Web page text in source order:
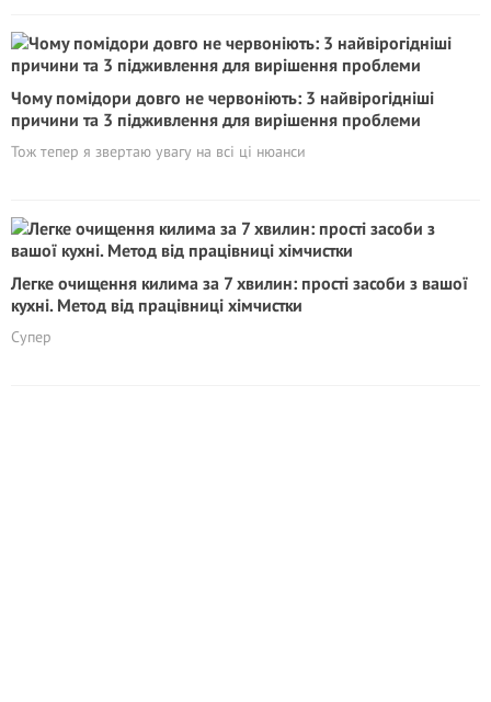
Чому помідори довго не червоніють: 3 найвірогідніші
причини та 3 підживлення для вирішення проблеми
Тож тепер я звертаю увагу на всі ці нюанси
Легке очищення килима за 7 хвилин: прості засоби з вашої
кухні. Метод від працівниці хімчистки
Супер